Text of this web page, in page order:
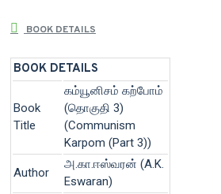
BOOK DETAILS
BOOK DETAILS
Book
Title
கம்யூனிசம் கற்போம்
(தொகுதி 3)
(Communism
Karpom (Part 3))
Author
அ.கா.ஈஸ்வரன் (A.K.
Eswaran)